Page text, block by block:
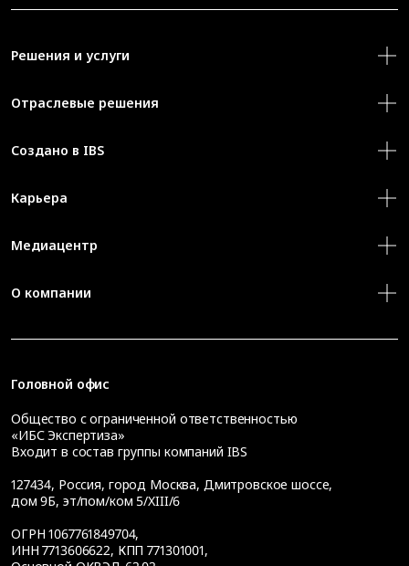
Решения и услуги
Отраслевые решения
Создано в IBS
Карьера
Медиацентр
О компании
Головной офис
Общество с ограниченной ответственностью
«ИБС Экспертиза»
Входит в состав группы компаний IBS
127434, Россия, город Москва, Дмитровское шоссе,
дом 9Б, эт/пом/ком 5/XIII/6
ОГРН 1067761849704,
ИНН 7713606622, КПП 771301001,